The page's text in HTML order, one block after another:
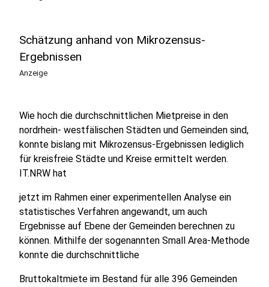
Schätzung anhand von Mikrozensus-
Ergebnissen
Anzeige
Wie hoch die durchschnittlichen Mietpreise in den
nordrhein- westfälischen Städten und Gemeinden sind,
konnte bislang mit Mikrozensus-Ergebnissen lediglich
für kreisfreie Städte und Kreise ermittelt werden.
IT.NRW hat
jetzt im Rahmen einer experimentellen Analyse ein
statistisches Verfahren angewandt, um auch
Ergebnisse auf Ebene der Gemeinden berechnen zu
können. Mithilfe der sogenannten Small Area-Methode
konnte die durchschnittliche
Bruttokaltmiete im Bestand für alle 396 Gemeinden